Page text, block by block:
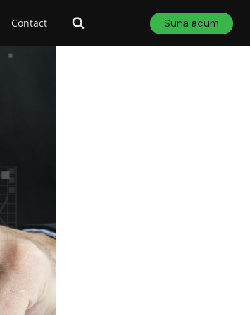
Contact Sună acum